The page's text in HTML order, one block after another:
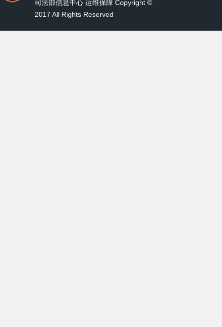
司法部信息中心 运维保障 Copyright ©
2017 All Rights Reserved